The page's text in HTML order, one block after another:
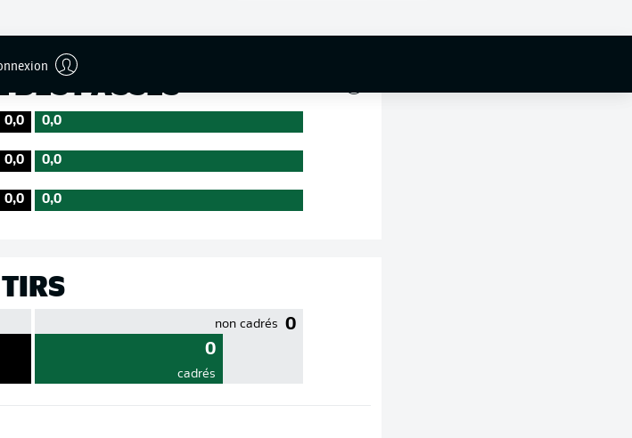
DES PASSES
0,0 0,0
0,0 0,0
0,0 0,0
TIRS
0
non cadrés
0
cadrés